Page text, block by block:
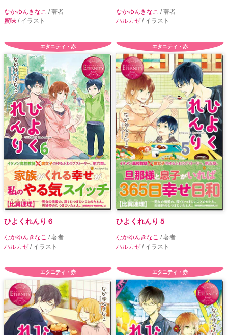
なかゆんきなこ / 著者
蜜味 / イラスト
なかゆんきなこ / 著者
ハルカゼ / イラスト
エタニティ・赤
ひよくれんり６
なかゆんきなこ / 著者
ハルカゼ / イラスト
エタニティ・赤
ひよくれんり５
なかゆんきなこ / 著者
ハルカゼ / イラスト
エタニティ・赤 エタニティ・赤